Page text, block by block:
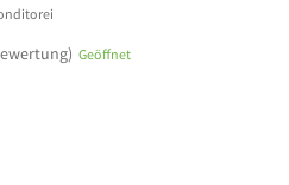
5 Sternen
Geöffnet